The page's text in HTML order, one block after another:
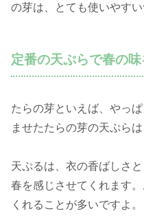
の芽は、とても使いやす
定番の天ぷらで春の
たらの芽といえば、やっ
ませたたらの芽の天ぷら
天ぷるは、衣の香ばしさ
春を感じさせてくれます
くれることが多いですよ。